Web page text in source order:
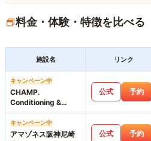
料金・体験・特徴を比べる
施設名 リンク
キャンペーン中
CHAMP.
Conditioning &
Workout Personal
GymCHAMP. 鳴尾・
武庫川女子大前駅 駅
公式 予約
キャンペーン中
アマゾネス阪神尼崎
公式 予約